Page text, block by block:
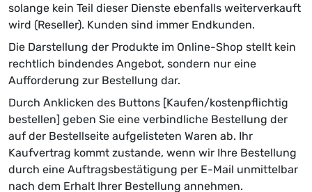
solange kein Teil dieser Dienste ebenfalls weiterverkauft
wird (Reseller). Kunden sind immer Endkunden.
Die Darstellung der Produkte im Online-Shop stellt kein
rechtlich bindendes Angebot, sondern nur eine
Aufforderung zur Bestellung dar.
Durch Anklicken des Buttons [Kaufen/kostenpflichtig
bestellen] geben Sie eine verbindliche Bestellung der
auf der Bestellseite aufgelisteten Waren ab. Ihr
Kaufvertrag kommt zustande, wenn wir Ihre Bestellung
durch eine Auftragsbestätigung per E-Mail unmittelbar
nach dem Erhalt Ihrer Bestellung annehmen.